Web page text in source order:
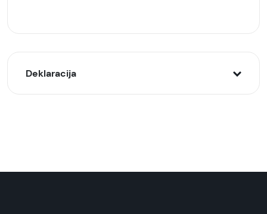
Deklaracija
Naziv i vrsta robe: